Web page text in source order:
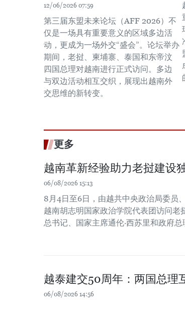
12/06/2026 07:59
第三届东盟未来论坛（AFF 2026）不
仅是一场具有重要意义的区域多边活
动，更成为一场外交“盛会”。论坛举办
期间，老挝、柬埔寨、泰国和东帝汶
四国总理对越南进行正式访问。多边
与双边活动相互交织，展现出越南外
交思维的新转变。
更多
越南革新经验助力老挝建设
06/08/2026 15:13
8月4日至6日，由越共中央政治局委员
越南胡志明国家政治学院代表团访问
总书记、国家主席通伦·西苏里和政府总
越泰建交50周年：两国总理
06/08/2026 14:56